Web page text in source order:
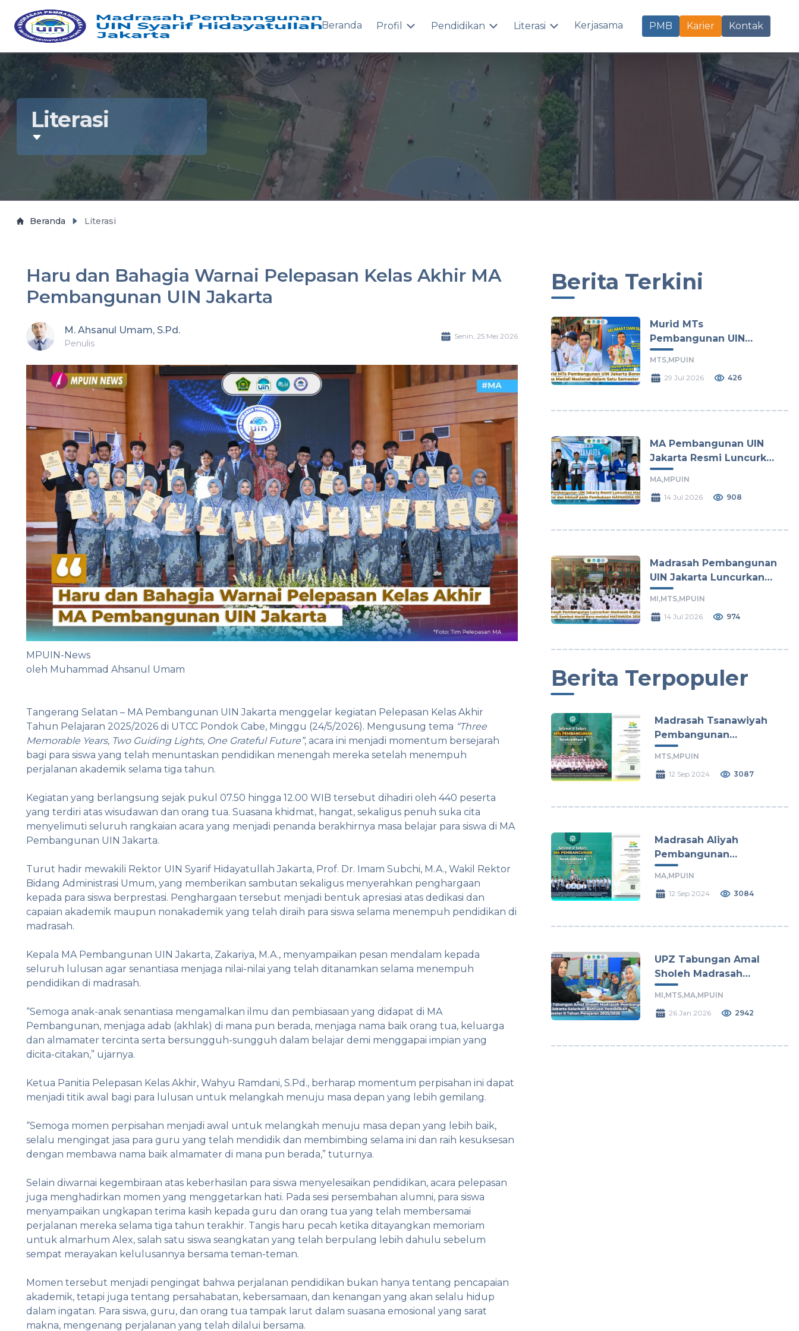
Beranda Profil Pendidikan Literasi Kerjasama PMB Karier Kontak
Literasi
Beranda Literasi
Haru dan Bahagia Warnai Pelepasan Kelas Akhir MA
Pembangunan UIN Jakarta
M. Ahsanul Umam, S.Pd.
Penulis
Senin, 25 Mei 2026
MPUIN-News
oleh Muhammad Ahsanul Umam
Tangerang Selatan – MA Pembangunan UIN Jakarta menggelar kegiatan Pelepasan Kelas Akhir
Tahun Pelajaran 2025/2026 di UTCC Pondok Cabe, Minggu (24/5/2026). Mengusung tema “Three
Memorable Years, Two Guiding Lights, One Grateful Future”, acara ini menjadi momentum bersejarah
bagi para siswa yang telah menuntaskan pendidikan menengah mereka setelah menempuh
perjalanan akademik selama tiga tahun.
Kegiatan yang berlangsung sejak pukul 07.50 hingga 12.00 WIB tersebut dihadiri oleh 440 peserta
yang terdiri atas wisudawan dan orang tua. Suasana khidmat, hangat, sekaligus penuh suka cita
menyelimuti seluruh rangkaian acara yang menjadi penanda berakhirnya masa belajar para siswa di MA
Pembangunan UIN Jakarta.
Turut hadir mewakili Rektor UIN Syarif Hidayatullah Jakarta, Prof. Dr. Imam Subchi, M.A., Wakil Rektor
Bidang Administrasi Umum, yang memberikan sambutan sekaligus menyerahkan penghargaan
kepada para siswa berprestasi. Penghargaan tersebut menjadi bentuk apresiasi atas dedikasi dan
capaian akademik maupun nonakademik yang telah diraih para siswa selama menempuh pendidikan di
madrasah.
Kepala MA Pembangunan UIN Jakarta, Zakariya, M.A., menyampaikan pesan mendalam kepada
seluruh lulusan agar senantiasa menjaga nilai-nilai yang telah ditanamkan selama menempuh
pendidikan di madrasah.
“Semoga anak-anak senantiasa mengamalkan ilmu dan pembiasaan yang didapat di MA
Pembangunan, menjaga adab (akhlak) di mana pun berada, menjaga nama baik orang tua, keluarga
dan almamater tercinta serta bersungguh-sungguh dalam belajar demi menggapai impian yang
dicita-citakan,” ujarnya.
Ketua Panitia Pelepasan Kelas Akhir, Wahyu Ramdani, S.Pd., berharap momentum perpisahan ini dapat
menjadi titik awal bagi para lulusan untuk melangkah menuju masa depan yang lebih gemilang.
“Semoga momen perpisahan menjadi awal untuk melangkah menuju masa depan yang lebih baik,
selalu mengingat jasa para guru yang telah mendidik dan membimbing selama ini dan raih kesuksesan
dengan membawa nama baik almamater di mana pun berada,” tuturnya.
Selain diwarnai kegembiraan atas keberhasilan para siswa menyelesaikan pendidikan, acara pelepasan
juga menghadirkan momen yang menggetarkan hati. Pada sesi persembahan alumni, para siswa
menyampaikan ungkapan terima kasih kepada guru dan orang tua yang telah membersamai
perjalanan mereka selama tiga tahun terakhir. Tangis haru pecah ketika ditayangkan memoriam
untuk almarhum Alex, salah satu siswa seangkatan yang telah berpulang lebih dahulu sebelum
sempat merayakan kelulusannya bersama teman-teman.
Momen tersebut menjadi pengingat bahwa perjalanan pendidikan bukan hanya tentang pencapaian
akademik, tetapi juga tentang persahabatan, kebersamaan, dan kenangan yang akan selalu hidup
dalam ingatan. Para siswa, guru, dan orang tua tampak larut dalam suasana emosional yang sarat
makna, mengenang perjalanan yang telah dilalui bersama.
Berita Terkini
Murid MTs
Pembangunan UIN
Jakarta Borong Lima
Medali Nasional dalam
Satu Semester
MTS,MPUIN
29 Jul 2026
426
MA Pembangunan UIN
Jakarta Resmi Luncurkan
Madrasah Digital dan
Inklusif pada Pembukaan
MATAMUDA 2026
MA,MPUIN
14 Jul 2026
908
Madrasah Pembangunan
UIN Jakarta Luncurkan
Madrasah Digital dan
Inklusif, Sambut Murid
Baru melalui MATAMUDA
MI,MTS,MPUIN
14 Jul 2026
974
Berita Terpopuler
Madrasah Tsanawiyah
Pembangunan
Terakreditasi A Hingga
Tahun 2029
MTS,MPUIN
12 Sep 2024
3087
Madrasah Aliyah
Pembangunan
Terakreditasi A Hingga
Tahun 2029
MA,MPUIN
12 Sep 2024
3084
UPZ Tabungan Amal
Sholeh Madrasah
Pembangunan UIN
Jakarta Salurkan
Bantuan Pendidikan
Pelajaran 2025/2026
MI,MTS,MA,MPUIN
26 Jan 2026
2942